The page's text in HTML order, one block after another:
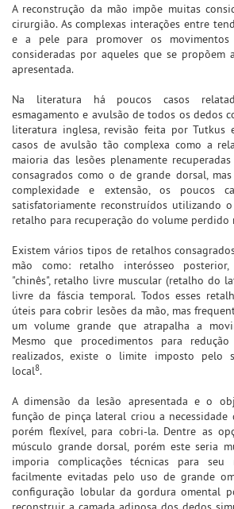
A reconstrução da mão impõe muitas
cirurgião. As complexas interações entre
e a pele para promover os movimentos
consideradas por aqueles que se propõem
apresentada.
Na literatura há poucos casos
esmagamento e avulsão de todos os dedos
literatura inglesa, revisão feita por Tutkus
casos de avulsão tão complexa como a
maioria das lesões plenamente
consagrados como o de grande dorsal,
complexidade e extensão, os poucos
satisfatoriamente reconstruídos utilizando
retalho para recuperação do volume perdido
Existem vários tipos de retalhos
mão como: retalho interósseo
"chinês", retalho livre muscular (retalho do
livre da fáscia temporal. Todos esses
úteis para cobrir lesões da mão, mas
um volume grande que atrapalha a
Mesmo que procedimentos para
realizados, existe o limite imposto pelo
local8.
A dimensão da lesão apresentada e o
função de pinça lateral criou a
porém flexível, para cobri-la. Dentre as
músculo grande dorsal, porém este seria
imporia complicações técnicas para seu
facilmente evitadas pelo uso de grande
configuração lobular da gordura omental